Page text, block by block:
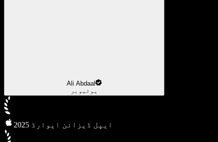
Ali Abdaal
یوٹیوبر
2025 ایپل ڈیزائن ایوارڈ